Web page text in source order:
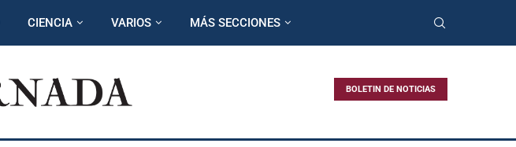
CIENCIA VARIOS MÁS SECCIONES
BOLETIN DE NOTICIAS